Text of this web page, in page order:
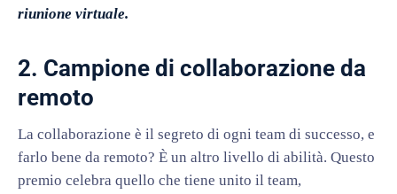
riunione virtuale.
2. Campione di collaborazione da
remoto
La collaborazione è il segreto di ogni team di successo, e
farlo bene da remoto? È un altro livello di abilità. Questo
premio celebra quello che tiene unito il team,